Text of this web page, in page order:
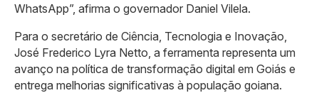
WhatsApp”, afirma o governador Daniel Vilela.
Para o secretário de Ciência, Tecnologia e Inovação,
José Frederico Lyra Netto, a ferramenta representa um
avanço na política de transformação digital em Goiás e
entrega melhorias significativas à população goiana.